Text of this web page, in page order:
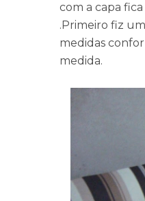
com a capa fica
.Primeiro fiz
medidas
medida.